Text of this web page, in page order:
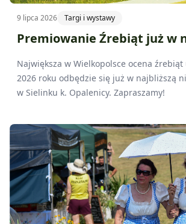
9 lipca 2026 Targi i wystawy
Premiowanie Źrebiąt już w
Największa w Wielkopolsce ocena
2026 roku odbędzie się już w najbliższą
w Sielinku k. Opalenicy. Zapraszamy!